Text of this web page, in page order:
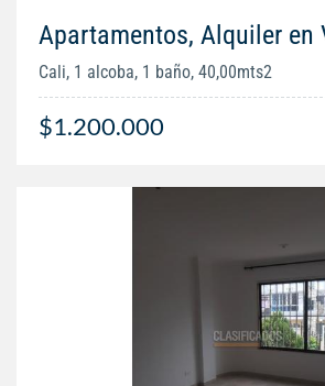
Apartamentos, Alquiler en
Cali, 1 alcoba, 1 baño, 40,00mts2
$1.200.000